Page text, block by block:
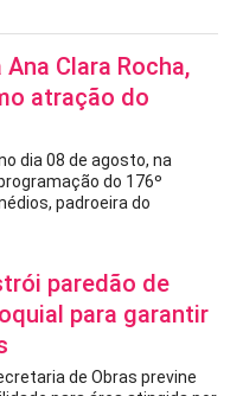
Clara Rocha,
atração do
dia 08 de agosto, na
do 176º
padroeira do
paredão de
para garantir
de Obras previne